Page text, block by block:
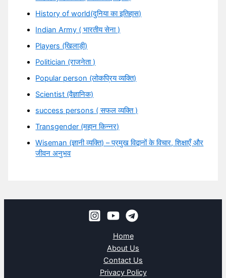
History of world(दुनिया का इतिहास)
Indian Army ( भारतीय सेना )
Players (खिलाड़ी)
Politician (राजनेता )
Popular person (लोकप्रिय व्यक्ति)
Scientist (वैज्ञानिक)
success persons ( सफल व्यक्ति )
Transgender (महान किन्नर)
Wiseman (ज्ञानी व्यक्ति) – प्रमुख विद्वानों के विचार, शिक्षाएँ और
जीवन अनुभव
Home
About Us
Contact Us
Privacy Policy